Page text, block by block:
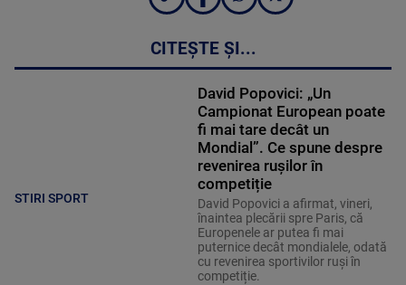
CITEȘTE ȘI...
STIRI SPORT
David Popovici: „Un
Campionat European poate
fi mai tare decât un
Mondial”. Ce spune despre
revenirea rușilor în
competiție
David Popovici a afirmat, vineri,
înaintea plecării spre Paris, că
Europenele ar putea fi mai
puternice decât mondialele, odată
cu revenirea sportivilor ruși în
competiție.